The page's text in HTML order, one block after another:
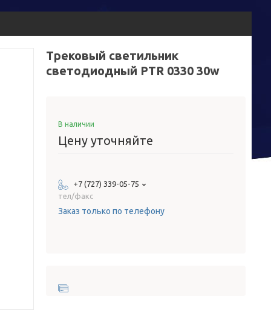
Трековый светильник
светодиодный PTR 0330 30w
В наличии
Цену уточняйте
+7 (727) 339-05-75
тел/факс
Заказ только по телефону